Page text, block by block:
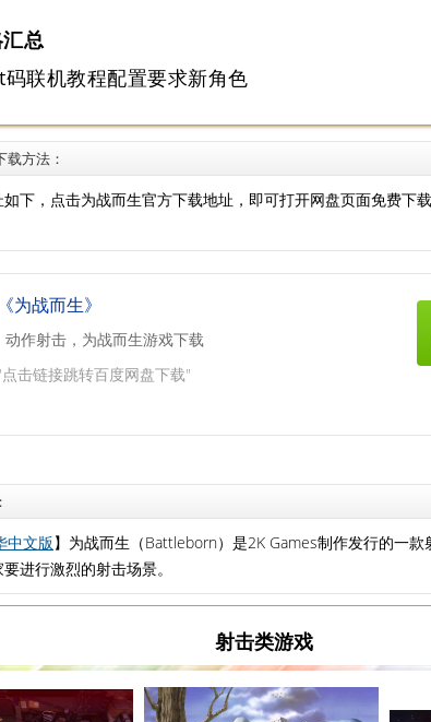
总
联机教程配置要求新角色
载方法：
下，点击为战而生官方下载地址，即可打开网盘页面免费下
《为战而生》
动作射击，为战而生游戏下载
击链接跳转百度网盘下载"
中文版】为战而生（Battleborn）是2K Games制作发行的一
进行激烈的射击场景。
射击类游戏